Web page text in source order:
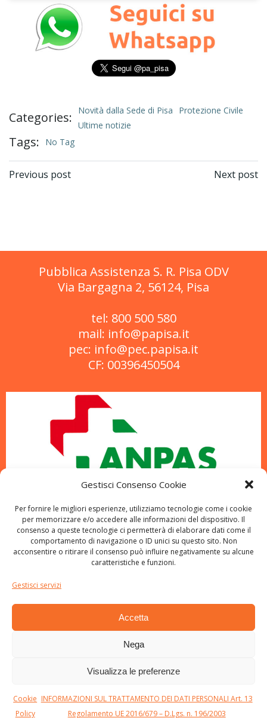
Gestisci Consenso Cookie
Per fornire le migliori esperienze, utilizziamo tecnologie come i cookie
per memorizzare e/o accedere alle informazioni del dispositivo. Il
consenso a queste tecnologie ci permetterà di elaborare dati come il
comportamento di navigazione o ID unici su questo sito. Non
acconsentire o ritirare il consenso può influire negativamente su alcune
caratteristiche e funzioni.
Gestisci servizi
Accetta
Nega
Visualizza le preferenze
Cookie
Policy
INFORMAZIONI SUL TRATTAMENTO DEI DATI PERSONALI Art. 13
Regolamento UE 2016/679 – D.Lgs. n. 196/2003
Categories: Novità dalla Sede di Pisa
Protezione Civile
Ultime notizie
Tags: No Tag
Post
Previous post Next post
Pubblica Assistenza S. R. Pisa ODV
Via Bargagna 2, 56124, Pisa
tel: 800 500 580
mail: info@papisa.it
pec: info@pec.papisa.it
CF: 00396450504
using WordPress andColibri